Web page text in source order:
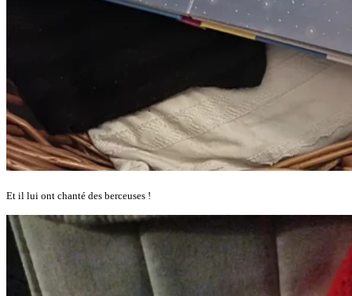
Et il lui ont chanté des berceuses !